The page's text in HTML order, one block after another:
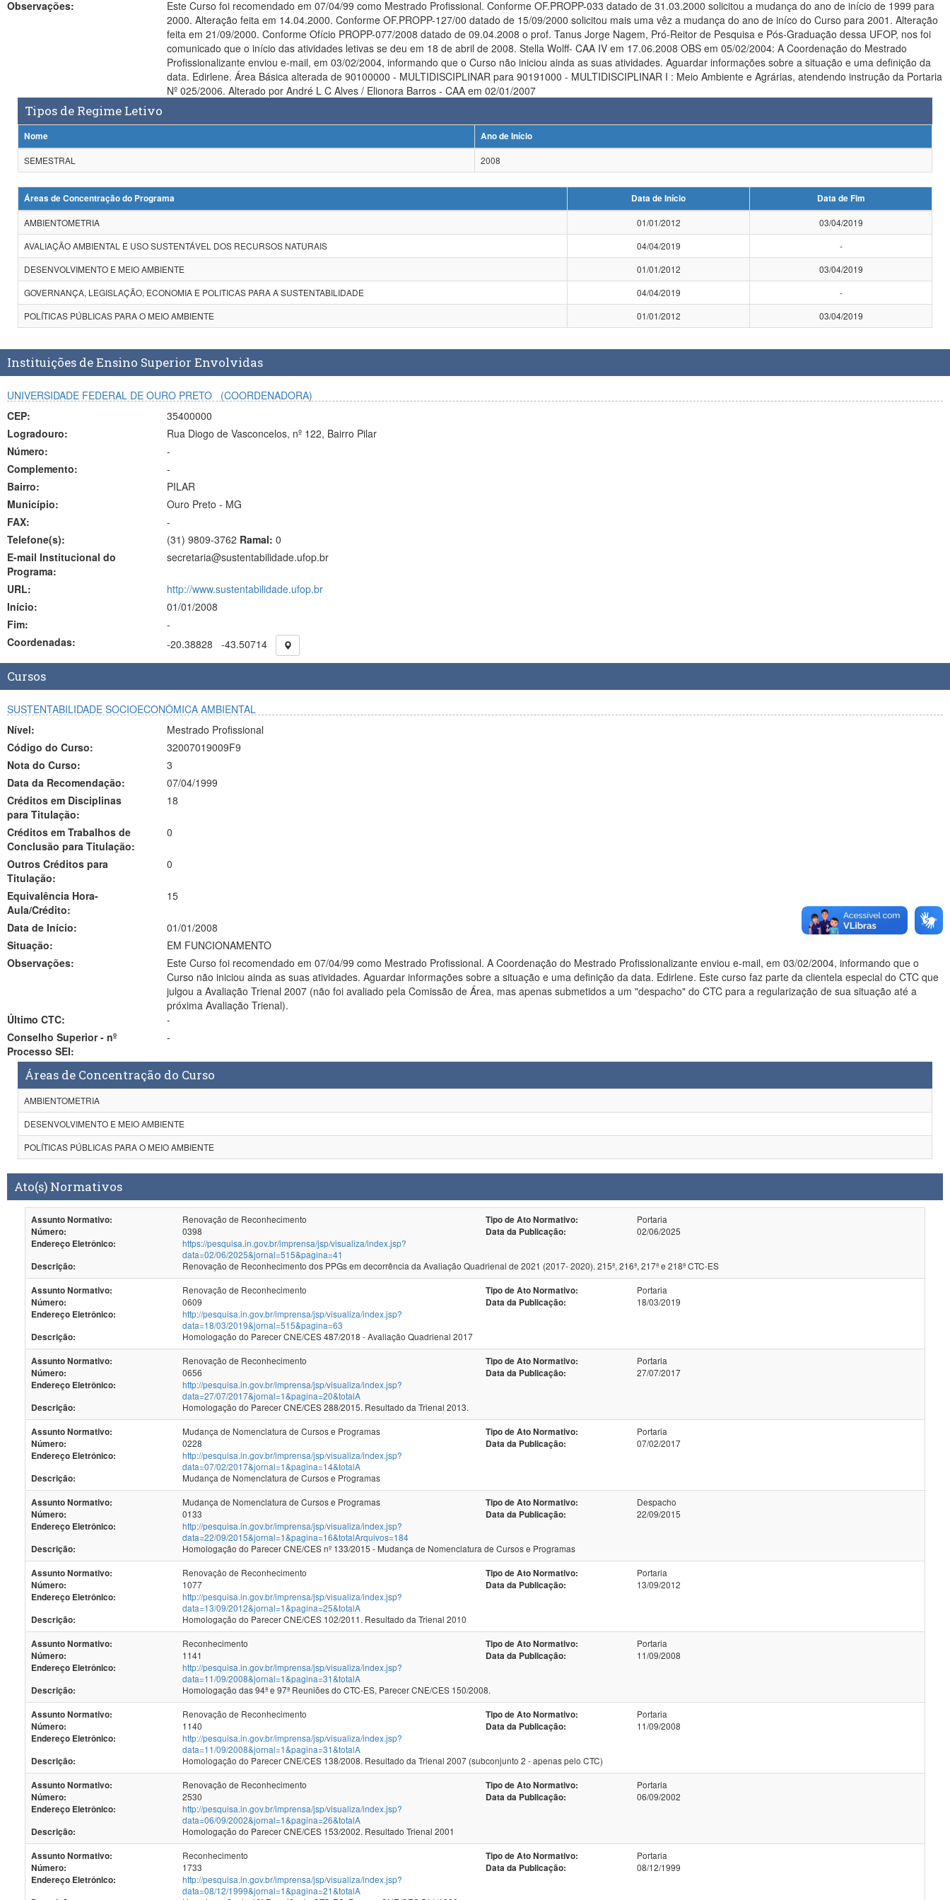
Observações:
Este Curso foi recomendado em 07/04/99 como Mestrado Profissional. Conforme OF.PROPP-033 datado de 31.03.2000 solicitou a mudança do ano de início de 1999 para
2000. Alteração feita em 14.04.2000. Conforme OF.PROPP-127/00 datado de 15/09/2000 solicitou mais uma vêz a mudança do ano de iníco do Curso para 2001. Alteração
feita em 21/09/2000. Conforme Ofício PROPP-077/2008 datado de 09.04.2008 o prof. Tanus Jorge Nagem, Pró-Reitor de Pesquisa e Pós-Graduação dessa UFOP, nos foi
comunicado que o início das atividades letivas se deu em 18 de abril de 2008. Stella Wolff- CAA IV em 17.06.2008 OBS em 05/02/2004: A Coordenação do Mestrado
Profissionalizante enviou e-mail, em 03/02/2004, informando que o Curso não iniciou ainda as suas atividades. Aguardar informações sobre a situação e uma definição da
data. Edirlene. Área Básica alterada de 90100000 - MULTIDISCIPLINAR para 90191000 - MULTIDISCIPLINAR I : Meio Ambiente e Agrárias, atendendo instrução da Portaria
Nº 025/2006. Alterado por André L C Alves / Elionora Barros - CAA em 02/01/2007
Tipos de Regime Letivo
Nome
Ano de Início
SEMESTRAL
2008
Áreas de Concentração do Programa Data de Início
Data de Fim
AMBIENTOMETRIA
01/01/2012
03/04/2019
AVALIAÇÃO AMBIENTAL E USO SUSTENTÁVEL DOS RECURSOS NATURAIS
04/04/2019
-
DESENVOLVIMENTO E MEIO AMBIENTE
01/01/2012
03/04/2019
GOVERNANÇA, LEGISLAÇÃO, ECONOMIA E POLITICAS PARA A SUSTENTABILIDADE
04/04/2019
-
POLÍTICAS PÚBLICAS PARA O MEIO AMBIENTE
01/01/2012 03/04/2019
Instituições de Ensino Superior Envolvidas
UNIVERSIDADE FEDERAL DE OURO PRETO
(COORDENADORA)
CEP:
35400000
Logradouro:
Rua Diogo de Vasconcelos, nº 122, Bairro Pilar
Número:
-
Complemento:
-
Bairro:
PILAR
Município:
Ouro Preto - MG
FAX:
-
Telefone(s):
(31) 9809-3762 Ramal: 0
E-mail Institucional do
Programa:
secretaria@sustentabilidade.ufop.br
URL:
http://www.sustentabilidade.ufop.br
Início:
01/01/2008
Fim:
-
Coordenadas:
-20.38828 -43.50714
Cursos
SUSTENTABILIDADE SOCIOECONÔMICA AMBIENTAL
Nível:
Mestrado Profissional
Código do Curso:
32007019009F9
Nota do Curso:
3
Data da Recomendação:
07/04/1999
Créditos em Disciplinas
para Titulação:
18
Créditos em Trabalhos de
Conclusão para Titulação:
0
Outros Créditos para
Titulação:
0
Equivalência Hora-
Aula/Crédito:
15
Data de Início:
01/01/2008
Situação:
EM FUNCIONAMENTO
Observações:
Este Curso foi recomendado em 07/04/99 como Mestrado Profissional. A Coordenação do Mestrado Profissionalizante enviou e-mail, em 03/02/2004, informando que o
Curso não iniciou ainda as suas atividades. Aguardar informações sobre a situação e uma definição da data. Edirlene. Este curso faz parte da clientela especial do CTC que
julgou a Avaliação Trienal 2007 (não foi avaliado pela Comissão de Área, mas apenas submetidos a um "despacho" do CTC para a regularização de sua situação até a
próxima Avaliação Trienal).
Último CTC:
-
Conselho Superior - nº
Processo SEI:
-
Áreas de Concentração do Curso
AMBIENTOMETRIA
DESENVOLVIMENTO E MEIO AMBIENTE
POLÍTICAS PÚBLICAS PARA O MEIO AMBIENTE
Ato(s) Normativos
Assunto Normativo: Renovação de Reconhecimento Tipo de Ato Normativo:
Portaria
Número:
0398 Data da Publicação:
02/06/2025
Endereço Eletrônico:
https://pesquisa.in.gov.br/imprensa/jsp/visualiza/index.jsp?
data=02/06/2025&jornal=515&pagina=41
Descrição:
Renovação de Reconhecimento dos PPGs em decorrência da Avaliação Quadrienal de 2021 (2017- 2020). 215ª, 216ª, 217ª e 218ª CTC-ES
Assunto Normativo: Renovação de Reconhecimento Tipo de Ato Normativo:
Portaria
Número:
0609 Data da Publicação:
18/03/2019
Endereço Eletrônico:
http://pesquisa.in.gov.br/imprensa/jsp/visualiza/index.jsp?
data=18/03/2019&jornal=515&pagina=63
Descrição:
Homologação do Parecer CNE/CES 487/2018 - Avaliação Quadrienal 2017
Assunto Normativo: Renovação de Reconhecimento Tipo de Ato Normativo:
Portaria
Número:
0656 Data da Publicação:
27/07/2017
Endereço Eletrônico:
http://pesquisa.in.gov.br/imprensa/jsp/visualiza/index.jsp?
data=27/07/2017&jornal=1&pagina=20&totalA
Descrição:
Homologação do Parecer CNE/CES 288/2015. Resultado da Trienal 2013.
Assunto Normativo: Mudança de Nomenclatura de Cursos e Programas Tipo de Ato Normativo:
Portaria
Número:
0228 Data da Publicação:
07/02/2017
Endereço Eletrônico:
http://pesquisa.in.gov.br/imprensa/jsp/visualiza/index.jsp?
data=07/02/2017&jornal=1&pagina=14&totalA
Descrição:
Mudança de Nomenclatura de Cursos e Programas
Assunto Normativo: Mudança de Nomenclatura de Cursos e Programas Tipo de Ato Normativo:
Despacho
Número:
0133 Data da Publicação:
22/09/2015
Endereço Eletrônico:
http://pesquisa.in.gov.br/imprensa/jsp/visualiza/index.jsp?
data=22/09/2015&jornal=1&pagina=16&totalArquivos=184
Descrição:
Homologação do Parecer CNE/CES nº 133/2015 - Mudança de Nomenclatura de Cursos e Programas
Assunto Normativo: Renovação de Reconhecimento Tipo de Ato Normativo:
Portaria
Número:
1077 Data da Publicação:
13/09/2012
Endereço Eletrônico:
http://pesquisa.in.gov.br/imprensa/jsp/visualiza/index.jsp?
data=13/09/2012&jornal=1&pagina=25&totalA
Descrição:
Homologação do Parecer CNE/CES 102/2011. Resultado da Trienal 2010
Assunto Normativo: Reconhecimento Tipo de Ato Normativo:
Portaria
Número:
1141 Data da Publicação:
11/09/2008
Endereço Eletrônico:
http://pesquisa.in.gov.br/imprensa/jsp/visualiza/index.jsp?
data=11/09/2008&jornal=1&pagina=31&totalA
Descrição:
Homologação das 94ª e 97ª Reuniões do CTC-ES, Parecer CNE/CES 150/2008.
Assunto Normativo: Renovação de Reconhecimento Tipo de Ato Normativo:
Portaria
Número:
1140 Data da Publicação:
11/09/2008
Endereço Eletrônico:
http://pesquisa.in.gov.br/imprensa/jsp/visualiza/index.jsp?
data=11/09/2008&jornal=1&pagina=31&totalA
Descrição:
Homologação do Parecer CNE/CES 138/2008. Resultado da Trienal 2007 (subconjunto 2 - apenas pelo CTC)
Assunto Normativo: Renovação de Reconhecimento Tipo de Ato Normativo:
Portaria
Número:
2530 Data da Publicação:
06/09/2002
Endereço Eletrônico:
http://pesquisa.in.gov.br/imprensa/jsp/visualiza/index.jsp?
data=06/09/2002&jornal=1&pagina=26&totalA
Descrição:
Homologação do Parecer CNE/CES 153/2002. Resultado Trienal 2001
Assunto Normativo: Reconhecimento Tipo de Ato Normativo:
Portaria
Número:
1733 Data da Publicação:
08/12/1999
Endereço Eletrônico:
http://pesquisa.in.gov.br/imprensa/jsp/visualiza/index.jsp?
data=08/12/1999&jornal=1&pagina=21&totalA